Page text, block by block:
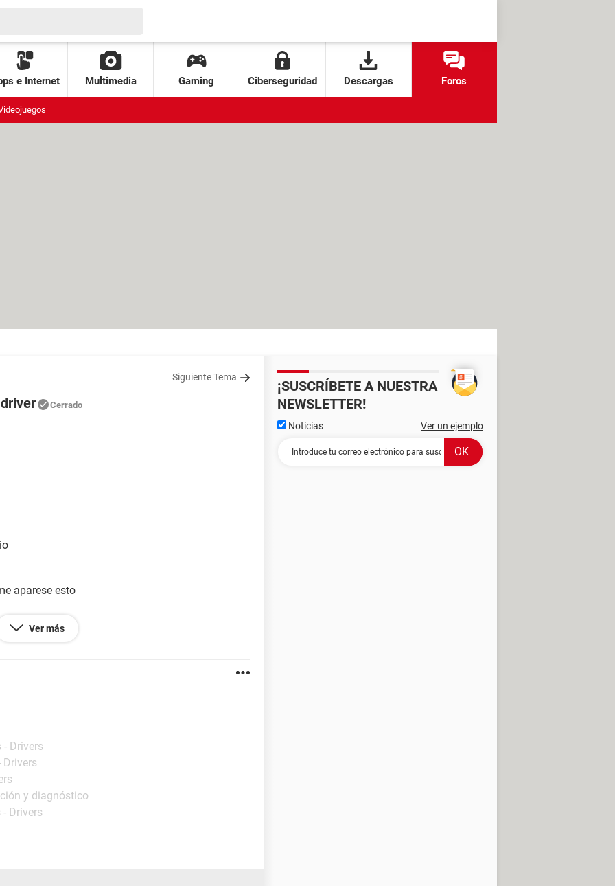
e Internet Multimedia Gaming Ciberseguridad Descargas Foros
Siguiente Tema
Cerrado
aparese esto
Ver más
- Drivers
Drivers
y diagnóstico
Drivers
¡SUSCRÍBETE A NUESTRA
NEWSLETTER!
Noticias Ver un ejemplo